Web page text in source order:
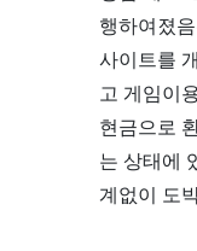
행하여졌
사이트를
고 게임이
현금으로
는 상태에
계없이 도